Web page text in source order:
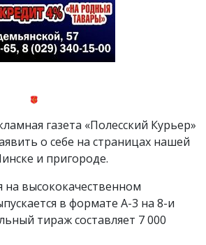
газета «Полесский Курьер»
о себе на страницах нашей
и пригороде.
на высококачественном
в формате А-3 на 8-и
тираж составляет 7 000